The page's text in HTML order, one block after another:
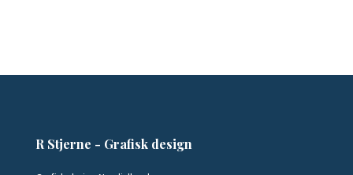
R Stjerne - Grafisk design